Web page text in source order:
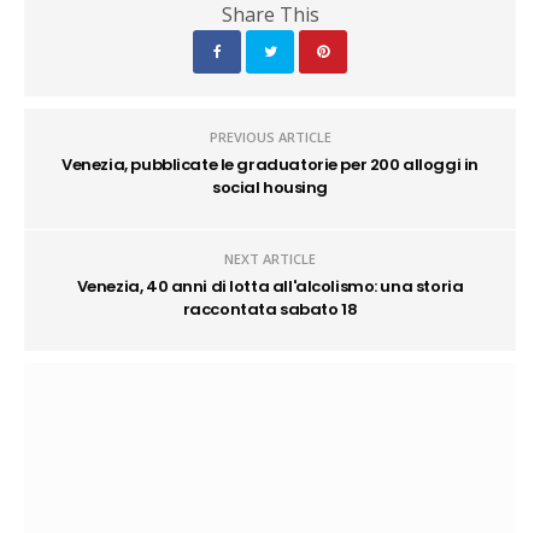
Share This
PREVIOUS ARTICLE
Venezia, pubblicate le graduatorie per 200 alloggi in
social housing
NEXT ARTICLE
Venezia, 40 anni di lotta all'alcolismo: una storia
raccontata sabato 18